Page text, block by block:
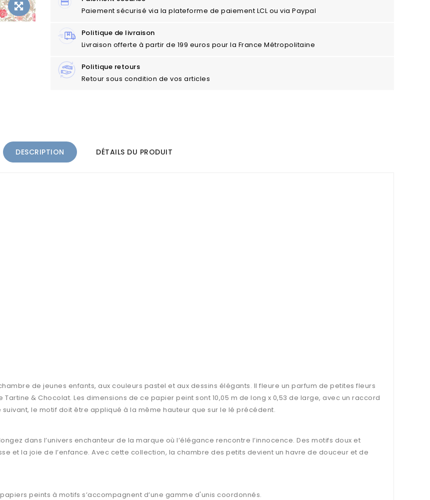
Paiement sécurisé via la plateforme de paiement LCL ou via Paypal
Politique de livraison
Livraison offerte à partir de 199 euros pour la France Métropolitaine
Politique retours
Retour sous condition de vos articles
DESCRIPTION DÉTAILS DU PRODUIT
de jeunes enfants, aux couleurs pastel et aux dessins élégants. Il fleure un parfum de petites fleurs
& Chocolat. Les dimensions de ce papier peint sont 10,05 m de long x 0,53 de large, avec un raccord
le motif doit être appliqué à la même hauteur que sur le lé précédent.
dans l’univers enchanteur de la marque où l’élégance rencontre l’innocence. Des motifs doux et
et la joie de l’enfance. Avec cette collection, la chambre des petits devient un havre de douceur et de
peints à motifs s’accompagnent d’une gamme d'unis coordonnés.